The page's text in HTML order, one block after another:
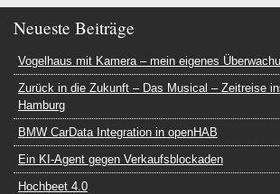
Neueste Beiträge
Vogelhaus mit Kamera – mein eigenes
Zurück in die Zukunft – Das Musical – Zeitreise
Hamburg
BMW CarData Integration in openHAB
Ein KI-Agent gegen Verkaufsblockaden
Hochbeet 4.0